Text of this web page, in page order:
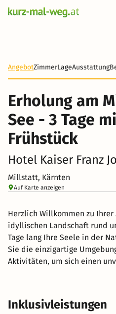
AngebotZimmerLageAusstattung
Erholung am
See - 3 Tage
Frühstück
Hotel Kaiser Franz
Millstatt, Kärnten
Auf Karte anzeigen
Herzlich Willkommen zu Ihrer
idyllischen Landschaft rund
Tage lang Ihre Seele in der
Sie die einzigartige
Aktivitäten, um sich einen
Partner oder der gesamten
sich am See. In Millstatt hat
wird hier groß geschrieben:
Inklusivleistungen